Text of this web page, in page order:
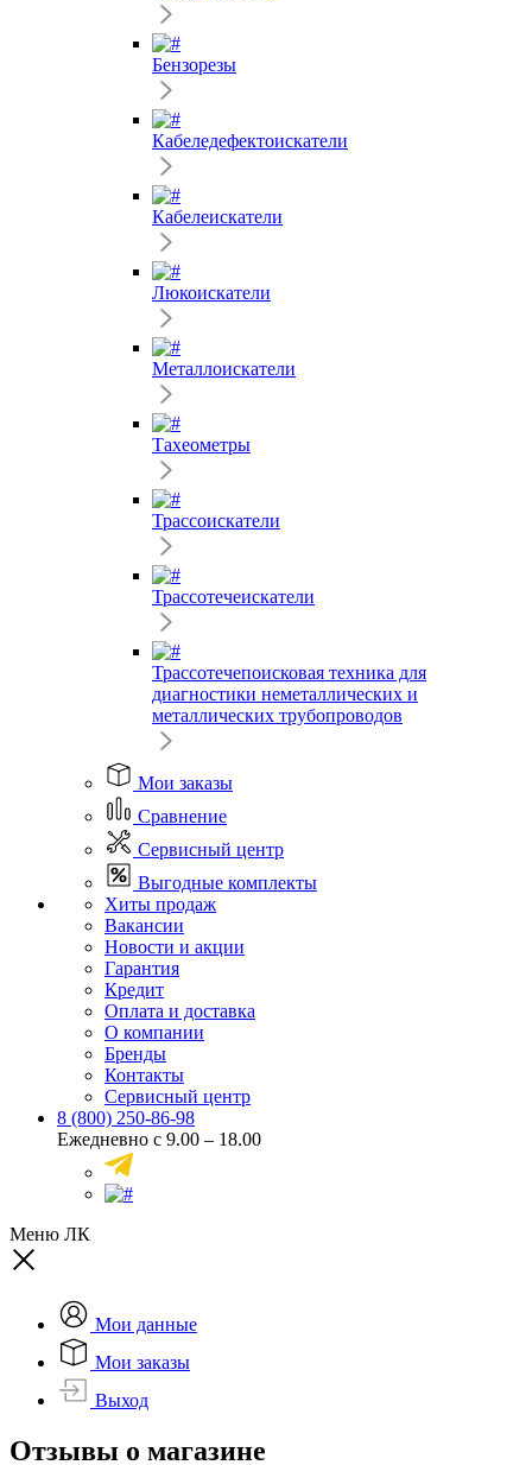
Бензорезы
Кабеледефектоискатели
Кабелеискатели
Люкоискатели
Металлоискатели
Тахеометры
Трассоискатели
Трассотечеискатели
Трассотечепоисковая техника для
диагностики неметаллических и
металлических трубопроводов
Мои заказы
Сравнение
Сервисный центр
Выгодные комплекты
Хиты продаж
Вакансии
Новости и акции
Гарантия
Кредит
Оплата и доставка
О компании
Бренды
Контакты
Сервисный центр
8 (800) 250-86-98
Ежедневно с 9.00 – 18.00
Меню ЛК
Мои данные
Мои заказы
Выход
Отзывы о магазине